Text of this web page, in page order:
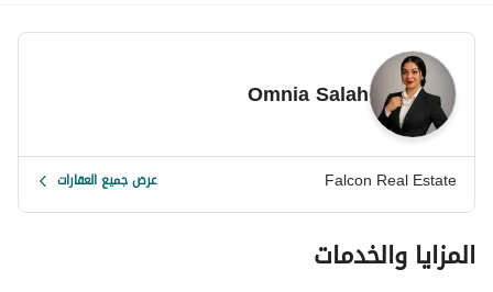
Omnia Salah
Falcon Real Estate عرض جميع العقارات
المزايا والخدمات